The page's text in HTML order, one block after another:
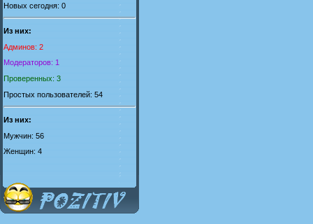
Новых сегодня: 0
Из них:
Админов: 2
Модераторов: 1
Проверенных: 3
Простых пользователей: 54
Из них:
Мужчин: 56
Женщин: 4